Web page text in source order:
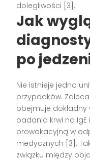
dolegliwości [3].
Jak
po
Nie istnieje jedno
przypadków.
obejmuje dokładny
badania krwi na IgE
prowokacyjną w
medycznych [3].
związku między